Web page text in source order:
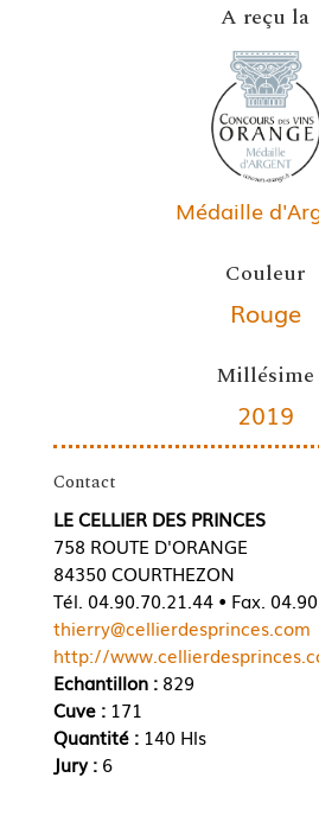
A reçu la
Médaille
Couleur
Rouge
Millésime
2019
Contact
LE CELLIER DES PRINCES
758 ROUTE D'ORANGE
84350 COURTHEZON
Tél. 04.90.70.21.44 • Fax.
thierry@cellierdesprinces.com
http://
Echantillon :829
Cuve : 171
Quantité : 140 Hls
Jury : 6